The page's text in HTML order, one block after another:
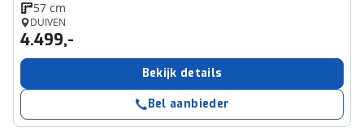
57 cm
DUIVEN
4.499,-
Bekijk details
Bel aanbieder